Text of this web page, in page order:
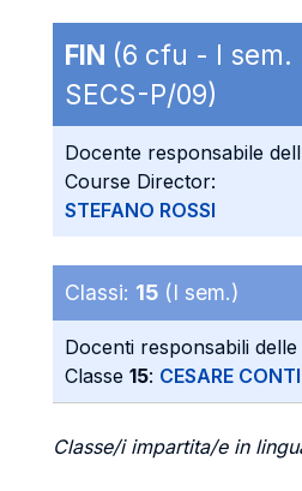
FIN (6 cfu - I sem.
SECS-P/09)
Docente responsabile
Course Director:
STEFANO ROSSI
Classi: 15 (I sem.)
Docenti responsabili delle
Classe 15: CESARE CONTI
Classe/i impartita/e in